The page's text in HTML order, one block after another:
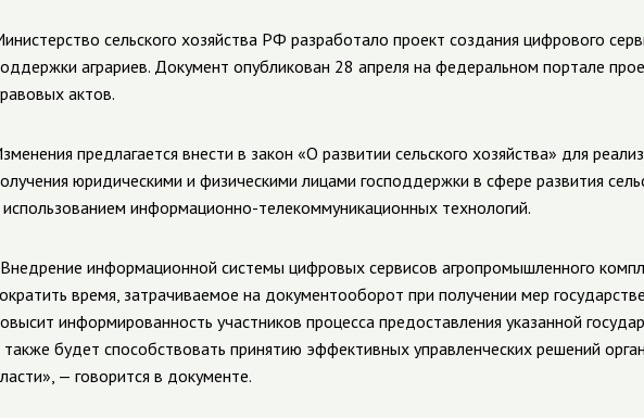
сельского хозяйства РФ разработало проект создания цифрового
аграриев. Документ опубликован 28 апреля на федеральном портале
актов.
предлагается внести в закон «О развитии сельского хозяйства» для
юридическими и физическими лицами господдержки в сфере развития
использованием информационно-телекоммуникационных технологий.
информационной системы цифровых сервисов агропромышленного
время, затрачиваемое на документооборот при получении мер
информированность участников процесса предоставления указанной
также будет способствовать принятию эффективных управленческих решений
— говорится в документе.